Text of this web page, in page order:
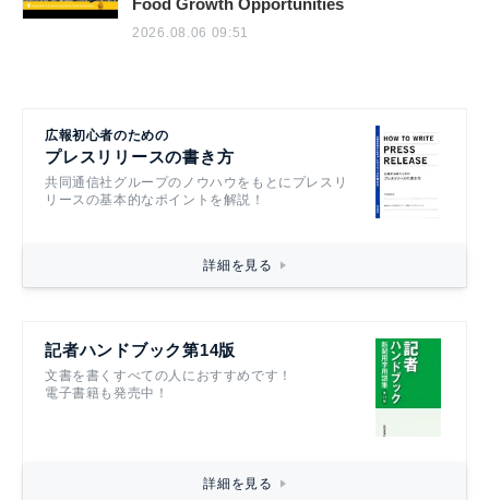
2026.08.06 09:51
広報初心者のための
プレスリリースの書き方
共同通信社グループのノウハウをもとにプレスリ
リースの基本的なポイントを解説！
詳細を見る
記者ハンドブック第14版
文書を書くすべての人におすすめです！
電子書籍も発売中！
詳細を見る